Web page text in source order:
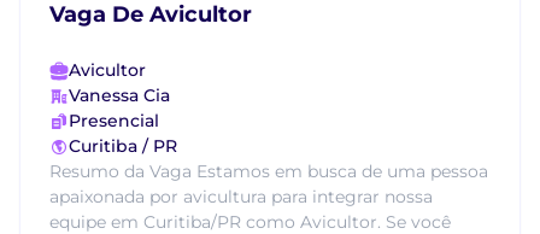
Vaga De Avicultor
Avicultor
Vanessa Cia
Presencial
Curitiba / PR
Resumo da Vaga Estamos em busca de uma pessoa
apaixonada por avicultura para integrar nossa
equipe em Curitiba/PR como Avicultor. Se você